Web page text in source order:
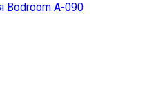
Bodroom A-090